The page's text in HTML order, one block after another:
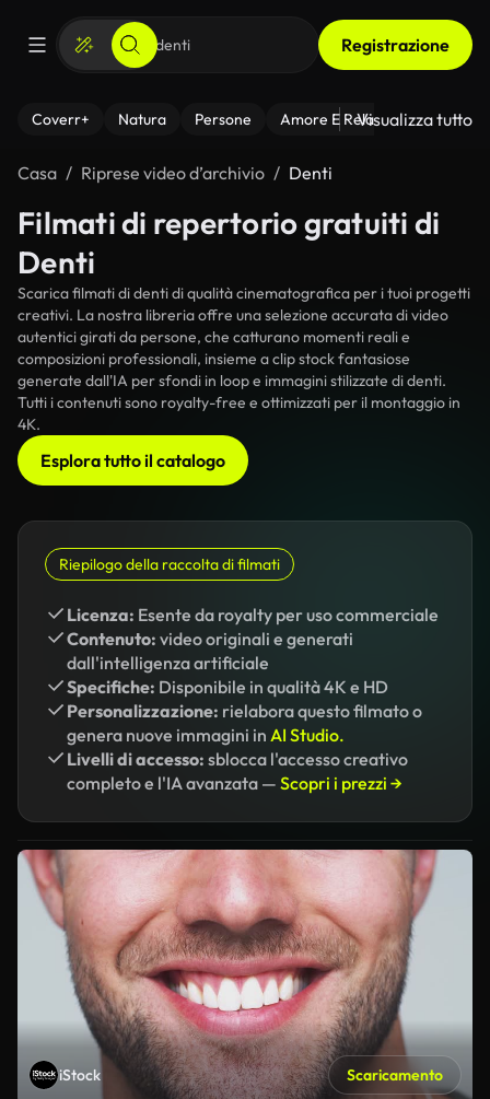
Registrazione
Coverr+ Natura Persone Amore E Relazioni Il
Visualizza tutto
Casa Riprese video d’archivio Denti
Filmati di repertorio gratuiti di
Denti
Scarica filmati di denti di qualità cinematografica per i tuoi progetti
creativi. La nostra libreria offre una selezione accurata di video
autentici girati da persone, che catturano momenti reali e
composizioni professionali, insieme a clip stock fantasiose
generate dall'IA per sfondi in loop e immagini stilizzate di denti.
Tutti i contenuti sono royalty-free e ottimizzati per il montaggio in
4K.
Esplora tutto il catalogo
Riepilogo della raccolta di filmati
Licenza: Esente da royalty per uso commerciale
Contenuto: video originali e generati
dall'intelligenza artificiale
Specifiche: Disponibile in qualità 4K e HD
Personalizzazione: rielabora questo filmato o
genera nuove immagini in AI Studio.
Livelli di accesso: sblocca l'accesso creativo
completo e l'IA avanzata — Scopri i prezzi →
iStock Scaricamento